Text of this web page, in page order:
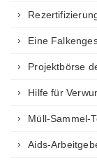
Eine
Projektbörse
Hilfe für
Müll-Sammel-
Aids-